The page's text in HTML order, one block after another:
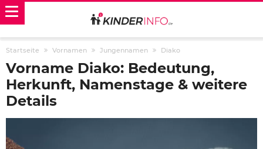
Startseite Vornamen Jungennamen Diako
Vorname Diako: Bedeutung,
Herkunft, Namenstage & weitere
Details